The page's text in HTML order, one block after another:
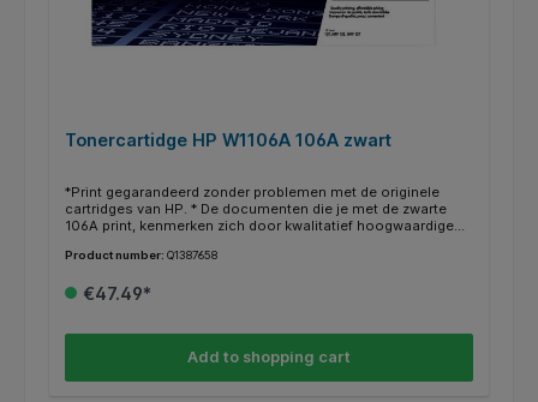
Tonercartidge HP W1106A 106A zwart
*Print gegarandeerd zonder problemen met de originele
cartridges van HP. * De documenten die je met de zwarte
106A print, kenmerken zich door kwalitatief hoogwaardige
de HP printers heb je vaak de mogelijkheid om in plaats van
voor nog meer en goedkoper printen. * Deze XL/HC cartridge
Product number: Q1387658
€47.49*
Add to shopping cart